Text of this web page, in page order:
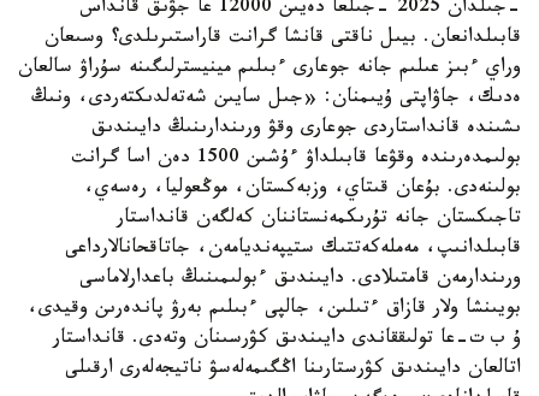
-جىلدان 2025 -جىلعا دەيىن 12000 عا جۋىق قانداس
قابىلدانعان. بيىل ناقتى قانشا گرانت قاراستىرىلدى؟ وسىعان
وراي ءبىز عىلىم جانە جوعارى ءبىلىم مينيسترلىگىنە سۇراۋ سالعان
ەدىك، جاۋاپتى ۇيىمنان: «جىل سايىن شەتەلدىكتەردى، ونىڭ
ىشىندە قانداستاردى جوعارى وقۋ ورىندارىنىڭ دايىندىق
بولىمدەرىندە وقۋعا قابىلداۋ ءۇشىن 1500 دەن اسا گرانت
بولىنەدى. بۇعان قىتاي، وزبەكستان، موڭعوليا، رەسەي،
تاجىكستان جانە تۇرىكمەنستاننان كەلگەن قانداستار
قابىلدانىپ، مەملەكەتتىك ستيپەنديامەن، جاتاقحانالارداعى
ورىندارمەن قامتىلادى. دايىندىق ءبولىمىنىڭ باعدارلاماسى
بويىنشا ولار قازاق ءتىلىن، جالپى ءبىلىم بەرۋ پاندەرىن وقيدى،
ۇ ب ت-عا تولىققاندى دايىندىق كۋرسىنان وتەدى. قانداستار
اتالعان دايىندىق كۋرستارىنا اڭگىمەلەسۋ ناتيجەلەرى ارقىلى